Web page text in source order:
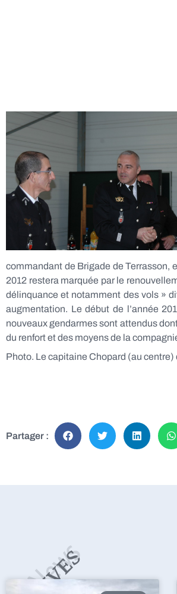
commandant de Brigade de Terrasson,
2012 restera marquée par le
délinquance et notamment des vols »
augmentation. Le début de l’année
nouveaux gendarmes sont attendus
du renfort et des moyens de la
Photo. Le capitaine Chopard (au
Partager :